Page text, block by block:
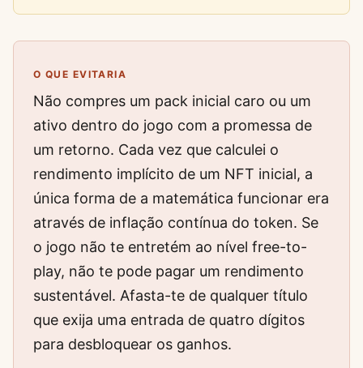
O QUE EVITARIA
Não compres um pack inicial caro ou um
ativo dentro do jogo com a promessa de
um retorno. Cada vez que calculei o
rendimento implícito de um NFT inicial, a
única forma de a matemática funcionar era
através de inflação contínua do token. Se
o jogo não te entretém ao nível free-to-
play, não te pode pagar um rendimento
sustentável. Afasta-te de qualquer título
que exija uma entrada de quatro dígitos
para desbloquear os ganhos.